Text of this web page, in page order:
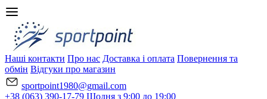
Наші контакти Про нас Доставка і оплата Повернення та
обмін Відгуки про магазин
sportpoint1980@gmail.com
+38 (063) 390-17-79 Щодня з 9:00 до 19:00